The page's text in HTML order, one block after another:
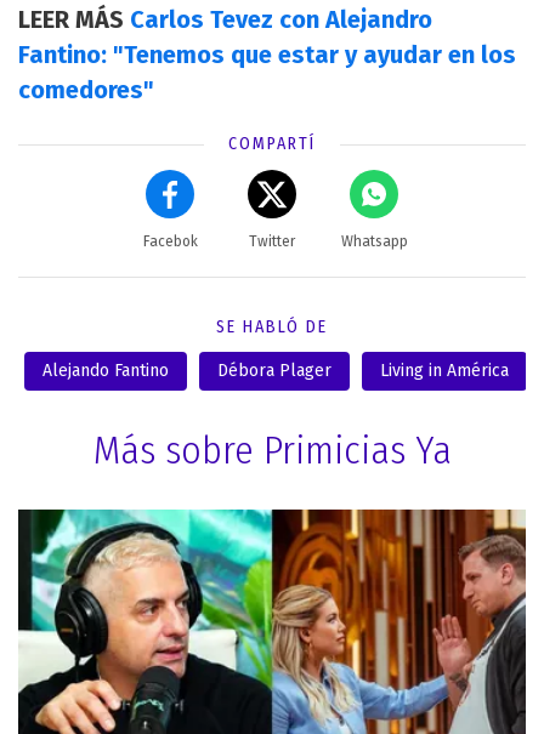
LEER MÁS Carlos Tevez con Alejandro
Fantino: "Tenemos que estar y ayudar en los
comedores"
COMPARTÍ
Facebok Twitter Whatsapp
SE HABLÓ DE
Alejando Fantino Débora Plager Living in América
Más sobre Primicias Ya